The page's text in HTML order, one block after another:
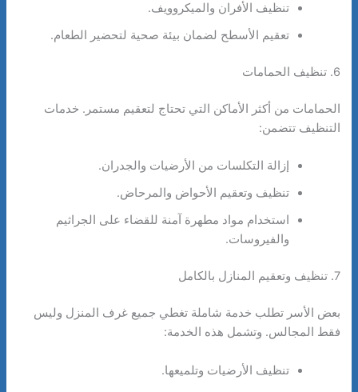
تنظيف الأفران والميكروويف.
تعقيم الأسطح لضمان بيئة صحية لتحضير الطعام.
6. تنظيف الحمامات
الحمامات من أكثر الأماكن التي تحتاج لتعقيم مستمر. خدمات
التنظيف تتضمن:
إزالة التكلسات من الأرضيات والجدران.
تنظيف وتعقيم الأحواض والمرحاض.
استخدام مواد مطهرة آمنة للقضاء على الجراثيم
والفيروسات.
7. تنظيف وتعقيم المنازل بالكامل
بعض الأسر تطلب خدمة شاملة تغطي جميع غرف المنزل وليس
فقط المجالس. وتشمل هذه الخدمة:
تنظيف الأرضيات وتلميعها.